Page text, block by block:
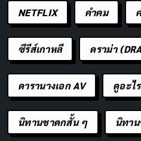
NETFLIX คำคม
ซีรีส์เกาหลี ดราม่า
ดารานางเอก AV ดูอะไ
นิทานชาดกสั้น ๆ นิทา